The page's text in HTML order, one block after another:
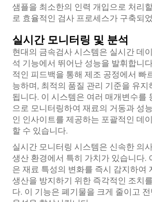
샘플을 최소한의 인력 개입으로 처리
로 효율적인 검사 프로세스가 구축되
실시간 모니터링 및 분석
현대의 금속검사 시스템은 실시간 데
석 기능에서 뛰어난 성능을 발휘합니
적인 피드백을 통해 제조 공정에서 빠
능하며, 최적의 품질 관리 기준을 유지
됩니다. 이 시스템은 여러 매개변수를
으로 모니터링하여 재료의 거동과 성
인 인사이트를 제공하는 포괄적인 데
할 수 있습니다.
실시간 모니터링 시스템은 신속한 의
생산 환경에서 특히 가치가 있습니다.
은 재료 특성의 변화를 즉시 감지하여
생산을 방지하기 위한 즉각적인 조치
다. 이 기능은 폐기물을 크게 줄이고